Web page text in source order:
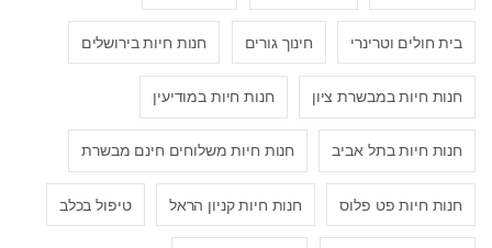
בית חולים וטרינרי חינוך גורים חנות חיות בירושלים
חנות חיות במבשרת ציון חנות חיות במודיעין
חנות חיות בתל אביב חנות חיות משלוחים חינם מבשרת
חנות חיות פט פלוס חנות חיות קניון הראל טיפול בכלב